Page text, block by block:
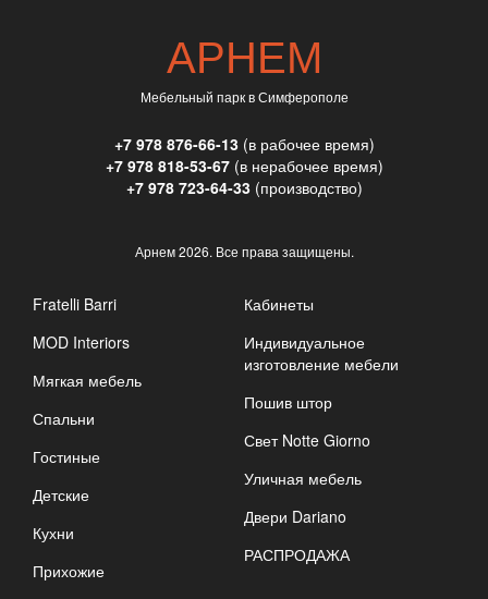
АРНЕМ
Мебельный парк в Симферополе
+7 978 876-66-13(в рабочее время)
+7 978 818-53-67(в нерабочее время)
+7 978 723-64-33(производство)
Арнем2026. Все права защищены.
Fratelli Barri
MOD Interiors
Мягкая мебель
Спальни
Гостиные
Детские
Кухни
Прихожие
Кабинеты
Индивидуальное
изготовление мебели
Пошив штор
Свет Notte Giorno
Уличная мебель
Двери Dariano
РАСПРОДАЖА